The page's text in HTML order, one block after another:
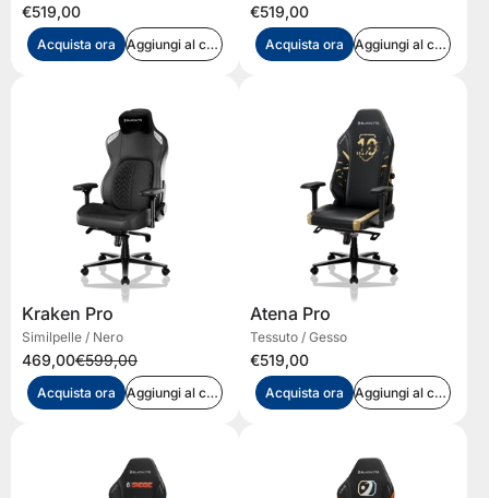
€519,00
Acquista ora Aggiungi al carrello
€519,00
Acquista ora Aggiungi al carrello
Kraken Pro
Similpelle / Nero
469,00€599,00
Acquista ora Aggiungi al carrello
Atena Pro
Tessuto / Gesso
€519,00
Acquista ora Aggiungi al carrello